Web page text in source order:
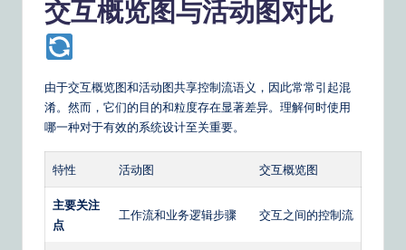
交互概览图与活动图对比
由于交互概览图和活动图共享控制流语义，因此常常引起混
淆。然而，它们的目的和粒度存在显著差异。理解何时使用
哪一种对于有效的系统设计至关重要。
特性 活动图 交互概览图
主要关注
点
工作流和业务逻辑步骤 交互之间的控制流